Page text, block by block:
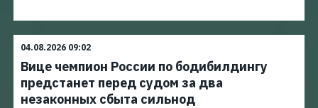
04.08.2026 09:02
Вице чемпион России по бодибилдингу
предстанет перед судом за два
незаконных сбыта сильнод